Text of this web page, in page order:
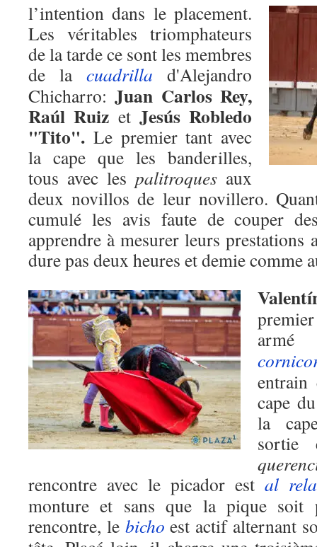
l’intention dans le placement.
Les véritables triomphateurs
de la tarde ce sont les membres
de la cuadrilla d'Alejandro
Chicharro:Juan Carlos Rey,
Raúl Ruiz et Jesús Robledo
"Tito". Le premier tant avec
la cape que les banderilles,
tous avec les palitroques aux
deux novillos de leur novillero.
cumulé les avis faute de couper
apprendre à mesurer leurs prestations
dure pas deux heures et demie comme
entrain
cape
la
sortie
rencontre avec le picador est al
monture et sans que la pique soit
rencontre, le bicho est actif alternant